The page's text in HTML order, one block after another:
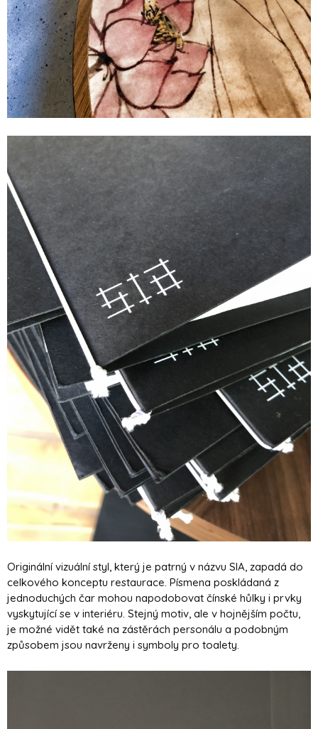
Originální vizuální styl, který je patrný v názvu SIA, zapadá do
celkového konceptu restaurace. Písmena poskládaná z
jednoduchých čar mohou napodobovat čínské hůlky i prvky
vyskytující se v interiéru. Stejný motiv, ale v hojnějším počtu,
je možné vidět také na zástěrách personálu a podobným
způsobem jsou navrženy i symboly pro toalety.